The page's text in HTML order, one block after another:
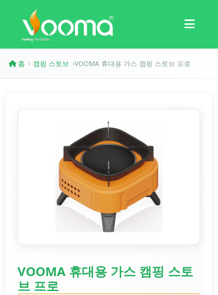
인증
사례 연구
홈 › 캠핑 스토브 ›VOOMA 휴대용 가스 캠핑 스토브 프로
VOOMA 휴대용 가스 캠핑 스토
브 프로